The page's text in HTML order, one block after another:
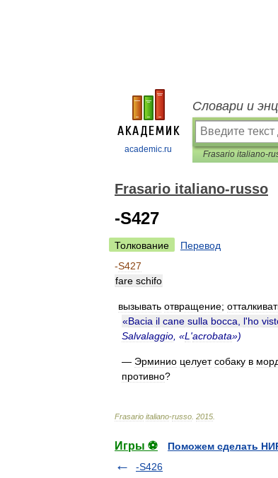
academic.ru
Словари и
Frasario italiano-
Frasario italiano-russo
-S427
Толкование
Перевод
-S427
fare schifo
вызывать отвращение;
«Bacia il cane sulla bocca l'ho
Salvalaggio , «L 'acrobata»)
— Эрминио целует собаку в
противно?
Frasario italiano-russo 2015
Игры ⚽
Поможем сделать
-S426